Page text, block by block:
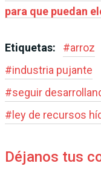
para que puedan
Etiquetas: #arroz
#industria pujante
#seguir
# ley de recursos
Déjanos tus